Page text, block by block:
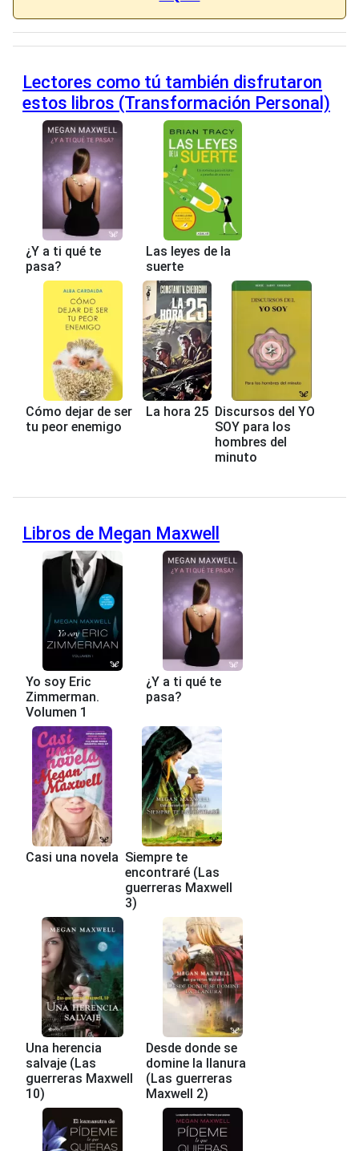
Lectores como tú también disfrutaron
estos libros (Transformación Personal)
¿Y a ti qué te
pasa?
Las leyes de la
suerte
Cómo dejar de ser
tu peor enemigo
La hora 25 Discursos del YO
SOY para los
hombres del
minuto
Libros de Megan Maxwell
Yo soy Eric
Zimmerman.
Volumen 1
¿Y a ti qué te
pasa?
Casi una novela Siempre te
encontraré (Las
guerreras Maxwell
3)
Una herencia
salvaje (Las
guerreras Maxwell
10)
Desde donde se
domine la llanura
(Las guerreras
Maxwell 2)